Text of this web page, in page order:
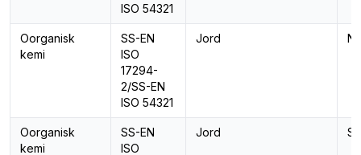
ISO 54321
Oorganisk
kemi
SS-EN
ISO
17294-
2/SS-EN
ISO 54321
Jord
Oorganisk
kemi
SS-EN
ISO
Jord